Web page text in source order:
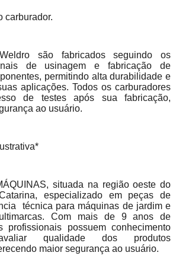
carburador.
são fabricados seguindo os
de usinagem e fabricação de
permitindo alta durabilidade e
aplicações. Todos os carburadores
de testes após sua fabricação,
ao usuário.
situada na região oeste do
especializado em peças de
técnica para máquinas de jardim e
Com mais de 9 anos de
profissionais possuem conhecimento
qualidade dos produtos
maior segurança ao usuário.